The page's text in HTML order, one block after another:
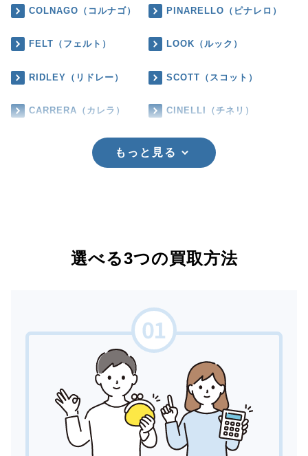
COLNAGO（コルナゴ） PINARELLO（ピナレロ）
FELT（フェルト） LOOK（ルック）
RIDLEY（リドレー） SCOTT（スコット）
CARRERA（カレラ） CINELLI（チネリ）
もっと見る
選べる3つの買取方法